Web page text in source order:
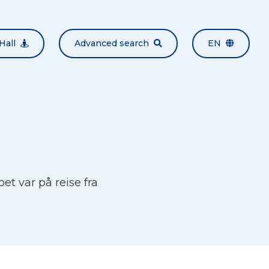
Advanced search EN
var på reise fra